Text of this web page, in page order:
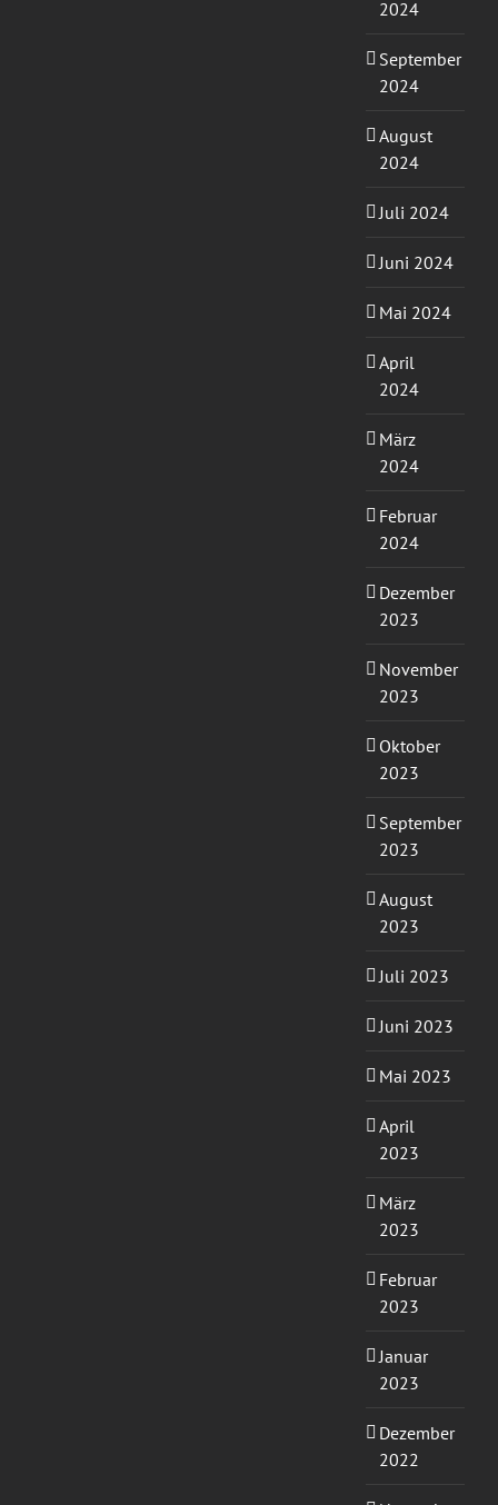
2024
September
2024
August
2024
Juli 2024
Juni 2024
Mai 2024
April
2024
März
2024
Februar
2024
Dezember
2023
November
2023
Oktober
2023
September
2023
August
2023
Juli 2023
Juni 2023
Mai 2023
April
2023
März
2023
Februar
2023
Januar
2023
Dezember
2022